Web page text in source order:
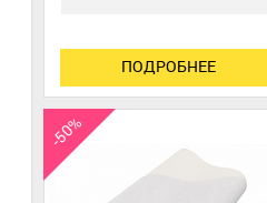
ПОДРОБНЕЕ
-50%